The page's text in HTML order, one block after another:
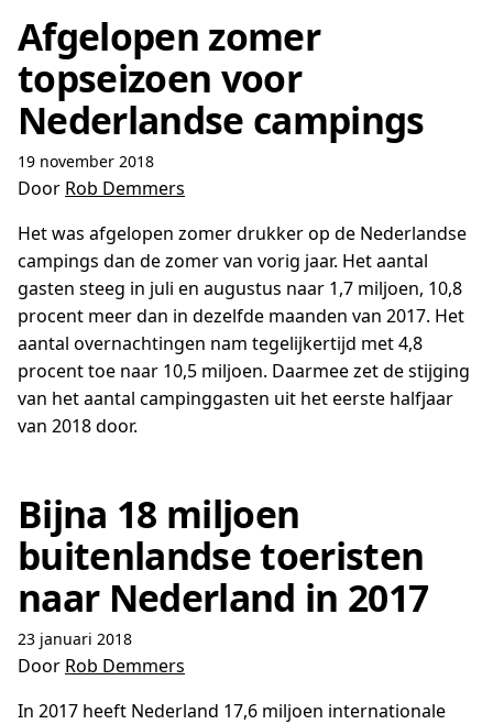
Afgelopen zomer
topseizoen voor
Nederlandse campings
19 november 2018
Door Rob Demmers
Het was afgelopen zomer drukker op de Nederlandse
campings dan de zomer van vorig jaar. Het aantal
gasten steeg in juli en augustus naar 1,7 miljoen, 10,8
procent meer dan in dezelfde maanden van 2017. Het
aantal overnachtingen nam tegelijkertijd met 4,8
procent toe naar 10,5 miljoen. Daarmee zet de stijging
van het aantal campinggasten uit het eerste halfjaar
van 2018 door.
Bijna 18 miljoen
buitenlandse toeristen
naar Nederland in 2017
23 januari 2018
Door Rob Demmers
In 2017 heeft Nederland 17,6 miljoen internationale